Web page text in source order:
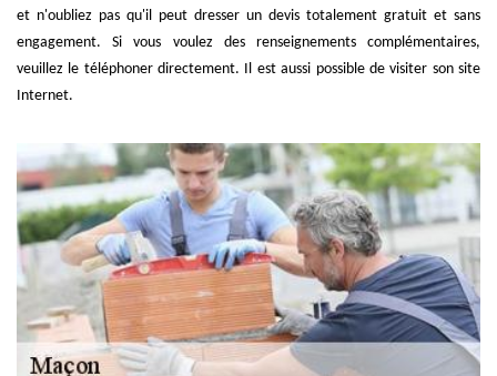
et n'oubliez pas qu'il peut dresser un devis totalement gratuit et sans
engagement. Si vous voulez des renseignements complémentaires,
veuillez le téléphoner directement. Il est aussi possible de visiter son site
Internet.